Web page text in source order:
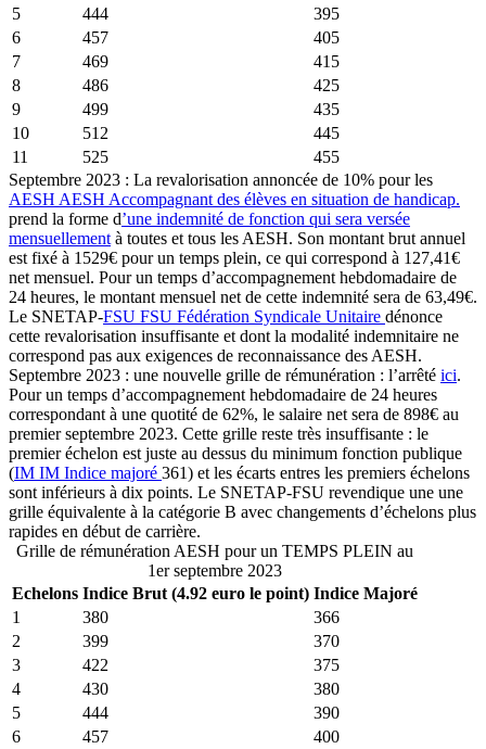
5
444
395
6
457
405
7
469
415
8
486
425
9
499
435
10
512
445
11
525
455
Septembre 2023 : La revalorisation annoncée de 10% pour les
AESH AESH Accompagnant des élèves en situation de handicap.
prend la forme d’une indemnité de fonction qui sera versée
mensuellement à toutes et tous les AESH. Son montant brut annuel
est fixé à 1529€ pour un temps plein, ce qui correspond à 127,41€
net mensuel. Pour un temps d’accompagnement hebdomadaire de
24 heures, le montant mensuel net de cette indemnité sera de 63,49€.
Le SNETAP-FSU FSU Fédération Syndicale Unitaire dénonce
cette revalorisation insuffisante et dont la modalité indemnitaire ne
correspond pas aux exigences de reconnaissance des AESH.
Septembre 2023 : une nouvelle grille de rémunération : l’arrêté ici.
Pour un temps d’accompagnement hebdomadaire de 24 heures
correspondant à une quotité de 62%, le salaire net sera de 898€ au
premier septembre 2023. Cette grille reste très insuffisante : le
premier échelon est juste au dessus du minimum fonction publique
(IM IM Indice majoré 361) et les écarts entres les premiers échelons
sont inférieurs à dix points. Le SNETAP-FSU revendique une une
grille équivalente à la catégorie B avec changements d’échelons plus
rapides en début de carrière.
Grille de rémunération AESH pour un TEMPS PLEIN au
1er septembre 2023
Echelons Indice Brut (4.92 euro le point) Indice Majoré
1
380
366
2
399
370
3
422
375
4
430
380
5
444
390
6
457
400